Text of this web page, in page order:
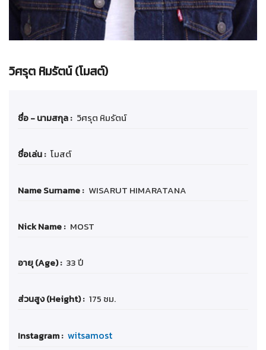
วิศรุต หิมรัตน์ (โมสต์)
ชื่อ - นามสกุล : วิศรุต หิมรัตน์
ชื่อเล่น : โมสต์
Name Surname : WISARUT HIMARATANA
Nick Name : MOST
อายุ (Age) : 33 ปี
ส่วนสูง (Height) : 175 ซม.
Instagram : witsamost